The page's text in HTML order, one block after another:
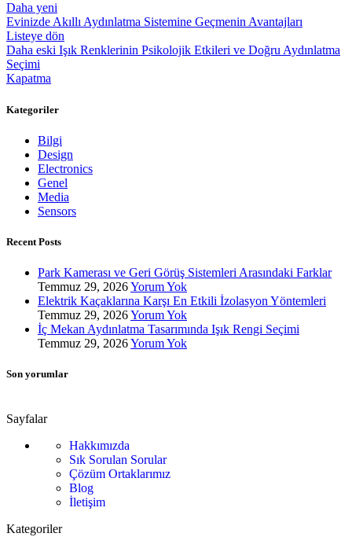
Daha yeni
Evinizde Akıllı Aydınlatma Sistemine Geçmenin Avantajları
Listeye dön
Daha eski Işık Renklerinin Psikolojik Etkileri ve Doğru Aydınlatma
Seçimi
Kapatma
Kategoriler
Bilgi
Design
Electronics
Genel
Media
Sensors
Recent Posts
Park Kamerası ve Geri Görüş Sistemleri Arasındaki Farklar
Temmuz 29, 2026Yorum Yok
Elektrik Kaçaklarına Karşı En Etkili İzolasyon Yöntemleri
Temmuz 29, 2026Yorum Yok
İç Mekan Aydınlatma Tasarımında Işık Rengi Seçimi
Temmuz 29, 2026Yorum Yok
Son yorumlar
Sayfalar
Hakkımızda
Sık Sorulan Sorular
Çözüm Ortaklarımız
Blog
İletişim
Kategoriler